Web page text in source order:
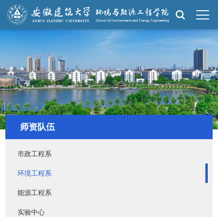
师资队伍
市政工程系
环境工程系
能源工程系
实验中心